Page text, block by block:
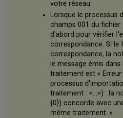
votre réseau.
Lorsque le processus
champs 001 du
d'abord pour vérifier
correspondance. Si le
correspondance, la
le message émis
traitement est «
processus
traitement : <…>) : la
{0}) concorde avec
même traitement. »